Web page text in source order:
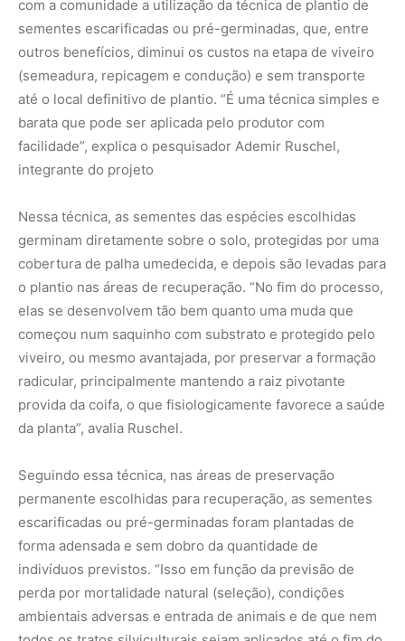
elas se desenvolvem tão bem quanto uma muda que
começou num saquinho com substrato e protegido pelo
viveiro, ou mesmo avantajada, por preservar a formação
radicular, principalmente mantendo a raiz pivotante
provida da coifa, o que fisiologicamente favorece a saúde
da planta”, avalia Ruschel.
Seguindo essa técnica, nas áreas de preservação
escarificadas ou pré-germinadas foram plantadas de
forma adensada e sem dobro da quantidade de
indivíduos previstos. “Isso em função da previsão de
perda por mortalidade natural (seleção), condições
ambientais adversas e entrada de animais e de que nem
todos os tratos silviculturais sejam aplicados até o fim do
estabelecimento das espécies plantadas.